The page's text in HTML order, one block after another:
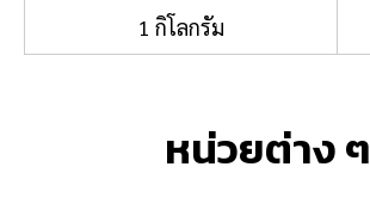
1 กิโลกรัม
หน่วยต่าง ๆ